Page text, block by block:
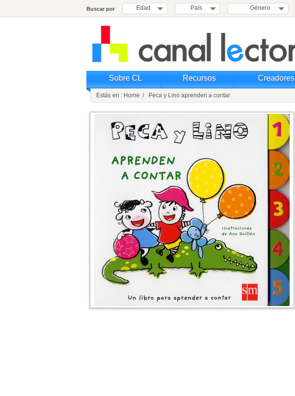
Buscar por Edad País Género
Sobre CL Recursos Creadores
Estás en : Home / Peca y Lino aprenden a contar